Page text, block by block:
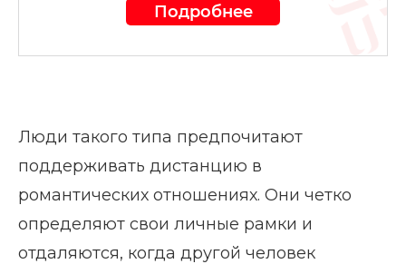
Подробнее
Люди такого типа предпочитают
поддерживать дистанцию в
романтических отношениях. Они четко
определяют свои личные рамки и
отдаляются, когда другой человек